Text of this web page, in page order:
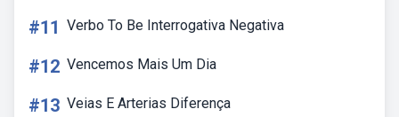
#11 Verbo To Be Interrogativa Negativa
#12 Vencemos Mais Um Dia
#13 Veias E Arterias Diferença